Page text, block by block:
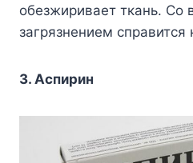
обезжиривает ткань. Со
загрязнением
3. Аспирин